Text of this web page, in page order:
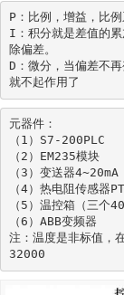
P：比例，增益，比
I：积分就是差值的
除偏差。
D：微分，当偏差不
就不起作用了
元器件：
（1）S7-200PLC
（2）EM235模块
（3）变送器4~20mA
（4）热电阻传感器
（5）温控箱（三个
（6）ABB变频器
注：温度是非标值，
32000